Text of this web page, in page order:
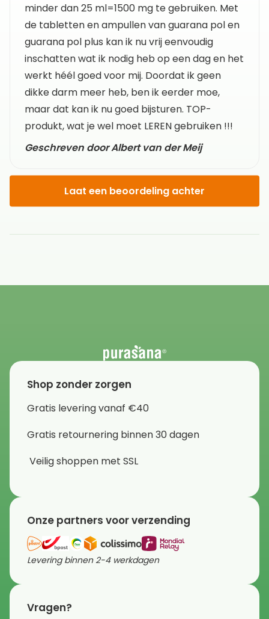
minder dan 25 ml=1500 mg te gebruiken. Met
de tabletten en ampullen van guarana pol en
guarana pol plus kan ik nu vrij eenvoudig
inschatten wat ik nodig heb op een dag en het
werkt héél goed voor mij. Doordat ik geen
dikke darm meer heb, ben ik eerder moe,
maar dat kan ik nu goed bijsturen. TOP-
produkt, wat je wel moet LEREN gebruiken !!!
Geschreven door Albert van der Meij
Laat een beoordeling achter
Shop zonder zorgen
Gratis levering vanaf €40
Gratis retournering binnen 30 dagen
Veilig shoppen met SSL
Onze partners voor verzending
Levering binnen 2-4 werkdagen
Vragen?